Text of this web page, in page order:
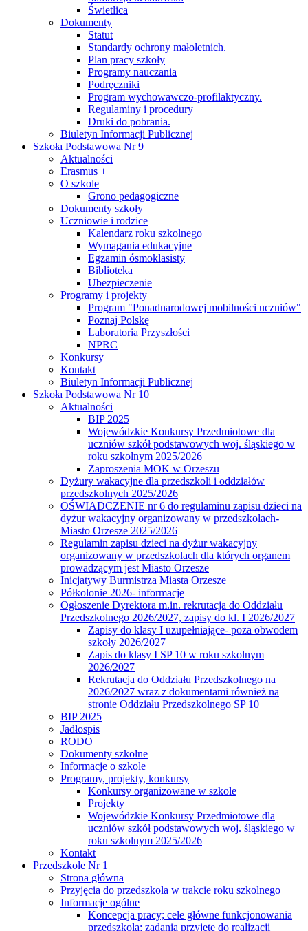
Świetlica
Dokumenty
Statut
Standardy ochrony małoletnich.
Plan pracy szkoły
Programy nauczania
Podręczniki
Program wychowawczo-profilaktyczny.
Regulaminy i procedury
Druki do pobrania.
Biuletyn Informacji Publicznej
Szkoła Podstawowa Nr 9
Aktualności
Erasmus +
O szkole
Grono pedagogiczne
Dokumenty szkoły
Uczniowie i rodzice
Kalendarz roku szkolnego
Wymagania edukacyjne
Egzamin ósmoklasisty
Biblioteka
Ubezpieczenie
Programy i projekty
Program "Ponadnarodowej mobilności uczniów"
Poznaj Polskę
Laboratoria Przyszłości
NPRC
Konkursy
Kontakt
Biuletyn Informacji Publicznej
Szkoła Podstawowa Nr 10
Aktualności
BIP 2025
Wojewódzkie Konkursy Przedmiotowe dla
uczniów szkół podstawowych woj. śląskiego w
roku szkolnym 2025/2026
Zaproszenia MOK w Orzeszu
Dyżury wakacyjne dla przedszkoli i oddziałów
przedszkolnych 2025/2026
OŚWIADCZENIE nr 6 do regulaminu zapisu dzieci na
dyżur wakacyjny organizowany w przedszkolach-
Miasto Orzesze 2025/2026
Regulamin zapisu dzieci na dyżur wakacyjny
organizowany w przedszkolach dla których organem
prowadzącym jest Miasto Orzesze
Inicjatywy Burmistrza Miasta Orzesze
Półkolonie 2026- informacje
Ogłoszenie Dyrektora m.in. rekrutacja do Oddziału
Przedszkolnego 2026/2027, zapisy do kl. I 2026/2027
Zapisy do klasy I uzupełniające- poza obwodem
szkoły 2026/2027
Zapis do klasy I SP 10 w roku szkolnym
2026/2027
Rekrutacja do Oddziału Przedszkolnego na
2026/2027 wraz z dokumentami również na
stronie Oddziału Przedszkolnego SP 10
BIP 2025
Jadłospis
RODO
Dokumenty szkolne
Informacje o szkole
Programy, projekty, konkursy
Konkursy organizowane w szkole
Projekty
Wojewódzkie Konkursy Przedmiotowe dla
uczniów szkół podstawowych woj. śląskiego w
roku szkolnym 2025/2026
Kontakt
Przedszkole Nr 1
Strona główna
Przyjęcia do przedszkola w trakcie roku szkolnego
Informacje ogólne
Koncepcja pracy; cele główne funkcjonowania
przedszkola; zadania przyjęte do realizacji